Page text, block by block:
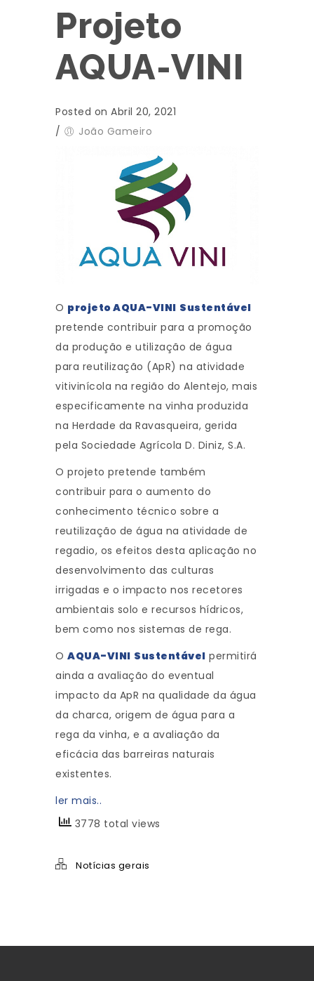
Projeto
AQUA-VINI
Posted on Abril 20, 2021
/
João Gameiro
O projeto AQUA-VINI Sustentável
pretende contribuir para a promoção
da produção e utilização de água
para reutilização (ApR) na atividade
vitivinícola na região do Alentejo, mais
especificamente na vinha produzida
na Herdade da Ravasqueira, gerida
pela Sociedade Agrícola D. Diniz, S.A.
O projeto pretende também
contribuir para o aumento do
conhecimento técnico sobre a
reutilização de água na atividade de
regadio, os efeitos desta aplicação no
desenvolvimento das culturas
irrigadas e o impacto nos recetores
ambientais solo e recursos hídricos,
bem como nos sistemas de rega.
O AQUA-VINI Sustentável permitirá
ainda a avaliação do eventual
impacto da ApR na qualidade da água
da charca, origem de água para a
rega da vinha, e a avaliação da
eficácia das barreiras naturais
existentes.
ler mais..
3778 total views
Notícias gerais